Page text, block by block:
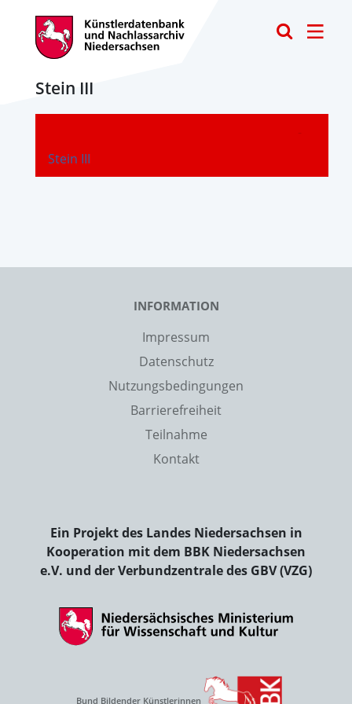
Stein III
Stein III
-
INFORMATION
Impressum
Datenschutz
Nutzungsbedingungen
Barrierefreiheit
Teilnahme
Kontakt
Ein Projekt des Landes Niedersachsen in
Kooperation mit dem BBK Niedersachsen
e.V. und der Verbundzentrale des GBV (VZG)
Bund Bildender Künstlerinnen